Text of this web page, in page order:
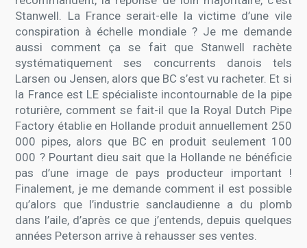
Stanwell. La France serait-elle la victime d’une vile
conspiration à échelle mondiale ? Je me demande
aussi comment ça se fait que Stanwell rachète
systématiquement ses concurrents danois tels
Larsen ou Jensen, alors que BC s’est vu racheter. Et si
la France est LE spécialiste incontournable de la pipe
roturière, comment se fait-il que la Royal Dutch Pipe
Factory établie en Hollande produit annuellement 250
000 pipes, alors que BC en produit seulement 100
000 ? Pourtant dieu sait que la Hollande ne bénéficie
pas d’une image de pays producteur important !
Finalement, je me demande comment il est possible
qu’alors que l’industrie sanclaudienne a du plomb
dans l’aile, d’après ce que j’entends, depuis quelques
années Peterson arrive à rehausser ses ventes.